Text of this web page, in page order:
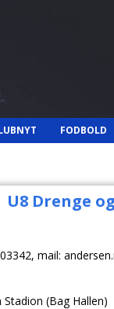
FODBOLD
U8 Drenge
, mail:
Stadion (Bag Hallen)